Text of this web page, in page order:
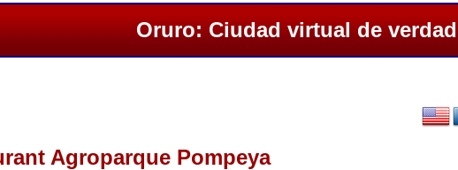
Oruro: Ciudad virtual de verdad
Agroparque Pompeya